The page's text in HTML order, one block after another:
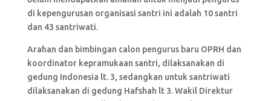
di kepengurusan organisasi santri ini adalah 10 santri
dan 43 santriwati.
Arahan dan bimbingan calon pengurus baru OPRH dan
koordinator kepramukaan santri, dilaksanakan di
gedung Indonesia lt. 3, sedangkan untuk santriwati
dilaksanakan di gedung Hafshah lt 3. Wakil Direktur